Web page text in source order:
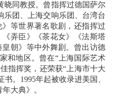
晓同教授。曾指挥过德国萨尔
团、上海交响乐团、台湾台
等世界著名歌剧，还指挥过
弄臣》《茶花女》《法斯塔
朝》等中外舞剧。曾出访德
和地区。曾在“上海国际艺术
指挥奖，还荣获“ 上海市十大
书。 1995年起被收录进美国、
大典》。